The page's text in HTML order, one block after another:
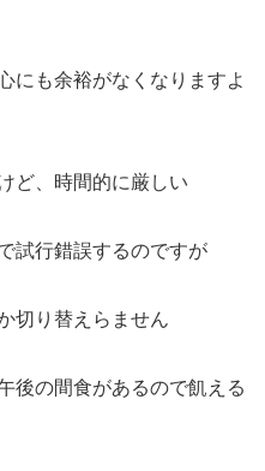
にも余裕がなくなりますよ
ど、時間的に厳しい
試行錯誤するのですが
切り替えらません
後の間食があるので飢える